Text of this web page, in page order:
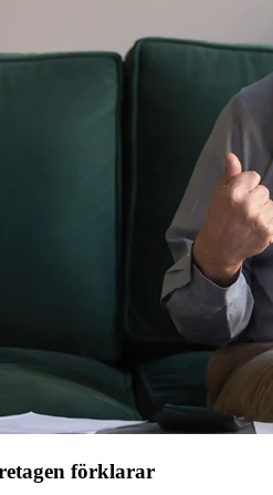
förklarar